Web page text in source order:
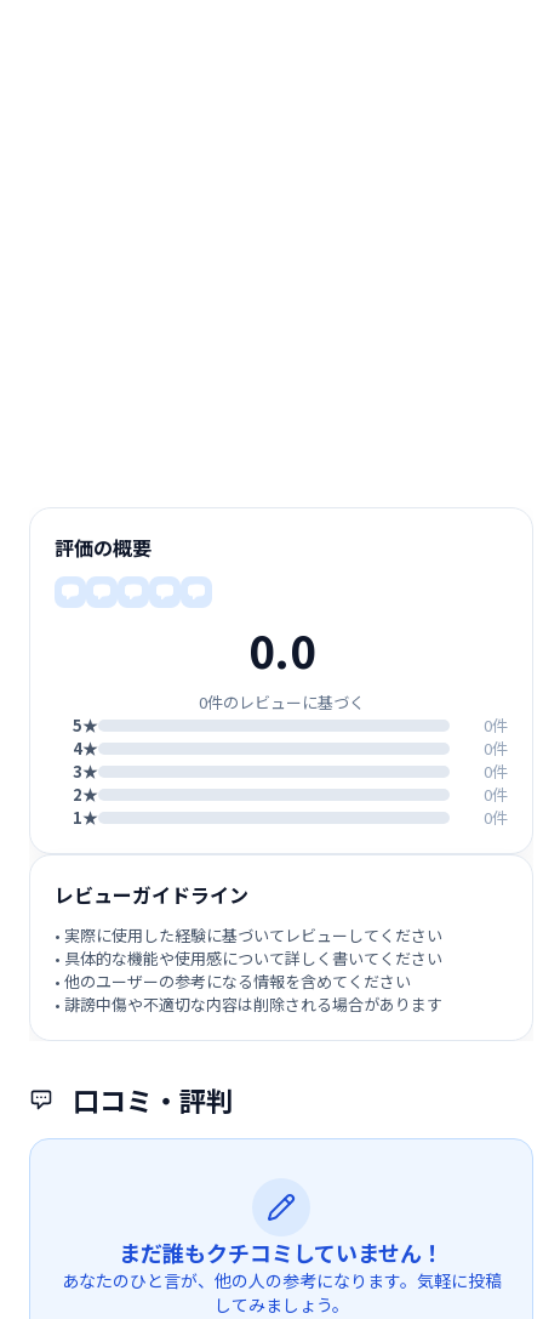
口コミ・評判
まだ誰もクチコミしていません！
あなたのひと言が、他の人の参考になります。気軽に投稿
してみましょう。
評価の概要
0.0
0件のレビューに基づく
5★
0件
4★
0件
3★
0件
2★
0件
1★
0件
レビューガイドライン
• 実際に使用した経験に基づいてレビューしてください
• 具体的な機能や使用感について詳しく書いてください
• 他のユーザーの参考になる情報を含めてください
• 誹謗中傷や不適切な内容は削除される場合があります